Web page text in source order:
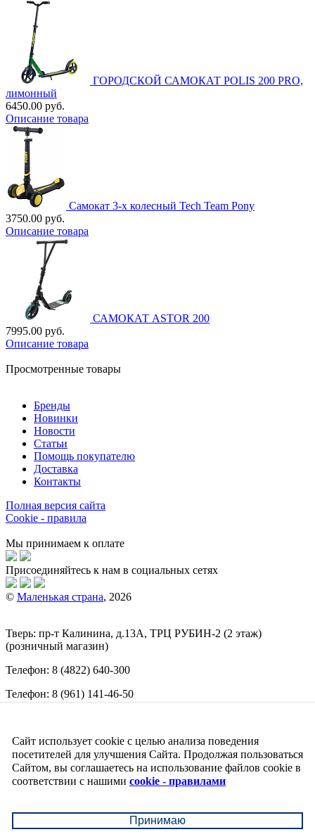
ГОРОДСКОЙ САМОКАТ POLIS 200 PRO,
лимонный
6450.00 руб.
Описание товара
Самокат 3-х колесный Tech Team Pony
3750.00 руб.
Описание товара
САМОКАТ ASTOR 200
7995.00 руб.
Описание товара
Просмотренные товары
Бренды
Новинки
Новости
Статьи
Помощь покупателю
Доставка
Контакты
Полная версия сайта
Cookie - правила
Мы принимаем к оплате
Присоединяйтесь к нам в социальных сетях
© Маленькая страна, 2026
Тверь: пр-т Калинина, д.13А, ТРЦ РУБИН-2 (2 этаж)
(розничный магазин)
Телефон: 8 (4822) 640-300
Телефон: 8 (961) 141-46-50
Обращаем ваше внимание на то, что вся информация
(включая цены) на этом интернет-сайте носит исключительно
информационный характер и ни при каких условиях не
является публичной офертой, определяемой положениями
Сайт использует cookie с целью анализа поведения
посетителей для улучшения Сайта. Продолжая пользоваться
Сайтом, вы соглашаетесь на использование файлов cookie в
соответствии с нашими cookie - правилами
Принимаю